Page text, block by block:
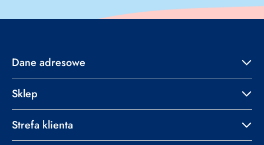
Dane adresowe
Sklep
Strefa klienta